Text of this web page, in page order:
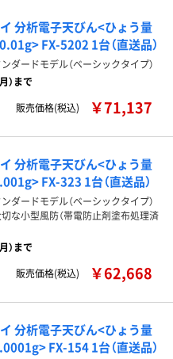
イ 分析電子天びん<ひょう量
FX-5202 1台（直送品）
ダードモデル（ベーシックタイプ）
）まで
販売価格(税込)
￥71,137
イ 分析電子天びん<ひょう量
FX-323 1台（直送品）
ダードモデル（ベーシックタイプ）
な小型風防（帯電防止剤塗布処理済
）まで
販売価格(税込)
￥62,668
イ 分析電子天びん<ひょう量
FX-154 1台（直送品）